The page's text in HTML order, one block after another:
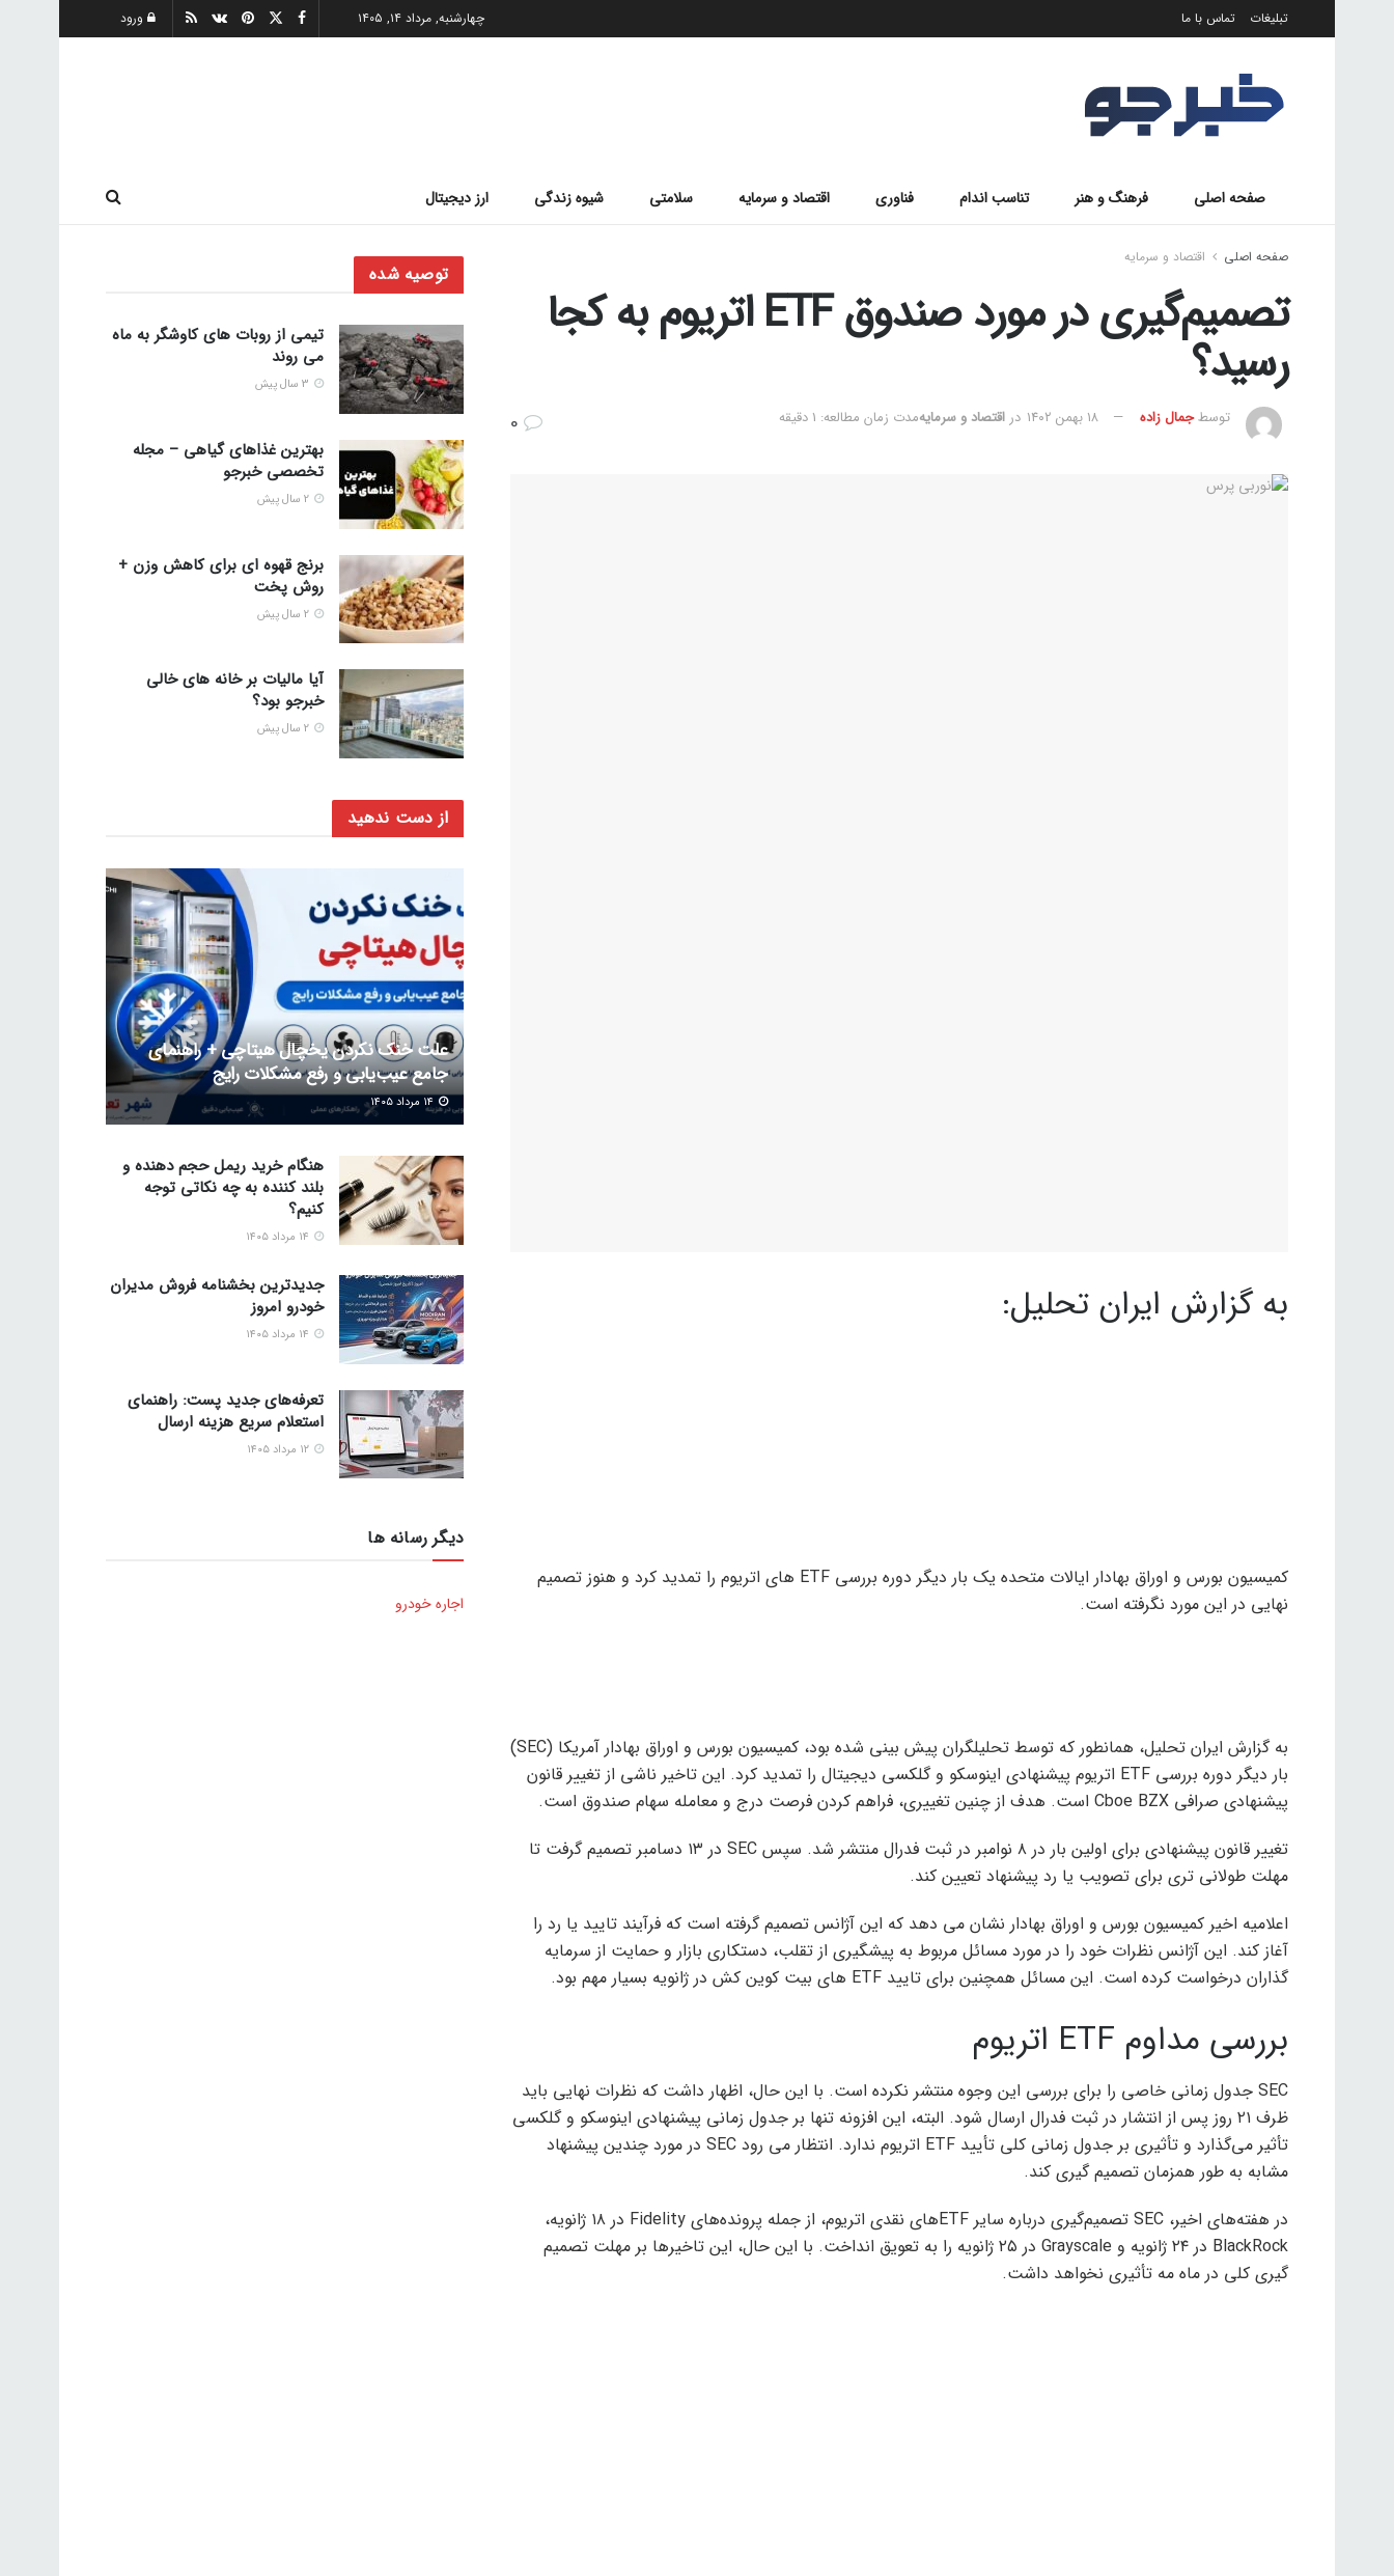
تبلیغات تماس با ما چهارشنبه, مرداد ۱۴, ۱۴۰۵ ورود
صفحه اصلی فرهنگ و هنر تناسب اندام فناوری اقتصاد و سرمایه سلامتی شیوه زندگی ارز دیجیتال
صفحه اصلی اقتصاد و سرمایه
تصمیم‌گیری در مورد صندوق ETF اتریوم به کجا
رسید؟
توسطجمال زاده ۱۸ بهمن ۱۴۰۲ در اقتصاد و سرمایهمدت زمان مطالعه: 1 دقیقه
به گزارش ایران تحلیل:
کمیسیون بورس و اوراق بهادار ایالات متحده یک بار دیگر دوره بررسی ETF های اتریوم را تمدید کرد و هنوز تصمیم
نهایی در این مورد نگرفته است.
به گزارش ایران تحلیل، همانطور که توسط تحلیلگران پیش بینی شده بود، کمیسیون بورس و اوراق بهادار آمریکا (SEC)
بار دیگر دوره بررسی ETF اتریوم پیشنهادی اینوسکو و گلکسی دیجیتال را تمدید کرد. این تاخیر ناشی از تغییر قانون
پیشنهادی صرافی Cboe BZX است. هدف از چنین تغییری، فراهم کردن فرصت درج و معامله سهام صندوق است.
تغییر قانون پیشنهادی برای اولین بار در ۸ نوامبر در ثبت فدرال منتشر شد. سپس SEC در ۱۳ دسامبر تصمیم گرفت تا
مهلت طولانی تری برای تصویب یا رد پیشنهاد تعیین کند.
اعلامیه اخیر کمیسیون بورس و اوراق بهادار نشان می دهد که این آژانس تصمیم گرفته است که فرآیند تایید یا رد را
آغاز کند. این آژانس نظرات خود را در مورد مسائل مربوط به پیشگیری از تقلب، دستکاری بازار و حمایت از سرمایه
گذاران درخواست کرده است. این مسائل همچنین برای تایید ETF های بیت کوین کش در ژانویه بسیار مهم بود.
بررسی مداوم ETF اتریوم
SEC جدول زمانی خاصی را برای بررسی این وجوه منتشر نکرده است. با این حال، اظهار داشت که نظرات نهایی باید
ظرف ۲۱ روز پس از انتشار در ثبت فدرال ارسال شود. البته، این افزونه تنها بر جدول زمانی پیشنهادی اینوسکو و گلکسی
تأثیر می‌گذارد و تأثیری بر جدول زمانی کلی تأیید ETF اتریوم ندارد. انتظار می رود SEC در مورد چندین پیشنهاد
مشابه به طور همزمان تصمیم گیری کند.
در هفته‌های اخیر، SEC تصمیم‌گیری درباره سایر ETF‌های نقدی اتریوم، از جمله پرونده‌های Fidelity در ۱۸ ژانویه،
BlackRock در ۲۴ ژانویه و Grayscale در ۲۵ ژانویه را به تعویق انداخت. با این حال، این تاخیرها بر مهلت تصمیم
گیری کلی در ماه مه تأثیری نخواهد داشت.
توصیه شده
تیمی از روبات های کاوشگر به ماه
می روند
بهترین غذاهای گیاهی – مجله
تخصصی خبرجو
برنج قهوه ای برای کاهش وزن +
روش پخت
آیا مالیات بر خانه های خالی
خبرجو بود؟
از دست ندهید
علت خنک نکردن یخچال هیتاچی + راهنمای
جامع عیب‌یابی و رفع مشکلات رایج
هنگام خرید ریمل حجم دهنده و
بلند کننده به چه نکاتی توجه
کنیم؟
جدیدترین بخشنامه فروش مدیران
خودرو امروز
تعرفه‌های جدید پست: راهنمای
استعلام سریع هزینه ارسال
دیگر رسانه ها
اجاره خودرو